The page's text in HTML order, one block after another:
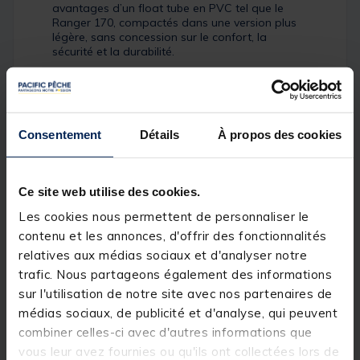
Consentement Détails À propos des cookies
Ce site web utilise des cookies.
Les cookies nous permettent de personnaliser le
contenu et les annonces, d'offrir des fonctionnalités
relatives aux médias sociaux et d'analyser notre
trafic. Nous partageons également des informations
sur l'utilisation de notre site avec nos partenaires de
médias sociaux, de publicité et d'analyse, qui peuvent
combiner celles-ci avec d'autres informations que
vous leur avez fournies ou qu'ils ont collectées lors de
avantages d’un float tube en PVC tel que le
Ranger 170, compactés dans une version plus
légère, sans concession sur le confort, la
sécurité et la durabilité.